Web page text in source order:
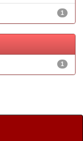
1
1